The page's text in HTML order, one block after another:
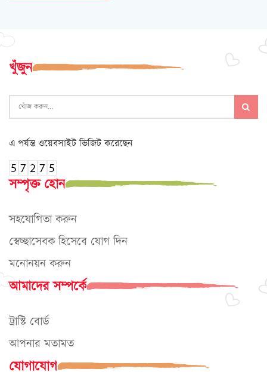
খুঁজুন
এ পর্যন্ত ওয়েবসাইট ভিজিট করেছেন
সম্পৃক্ত হোন
সহযোগিতা করুন
স্বেচ্ছাসেবক হিসেবে যোগ দিন
মনোনয়ন করুন
আমাদের সম্পর্কে
ট্রাস্টি বোর্ড
আপনার মতামত
যোগাযোগ